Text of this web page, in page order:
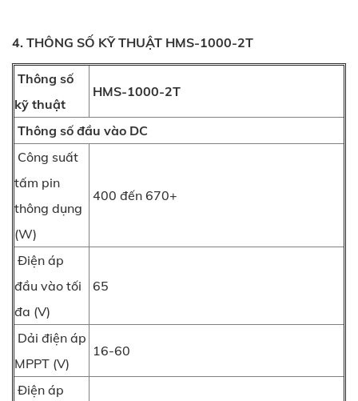
4. THÔNG SỐ KỸ THUẬT HMS-1000-2T
Thông số
kỹ thuật
HMS-1000-2T
Thông số đầu vào DC
Công suất
tấm pin
thông dụng
(W)
400 đến 670+
Điện áp
đầu vào tối
đa (V)
65
Dải điện áp
MPPT (V)
16-60
Điện áp